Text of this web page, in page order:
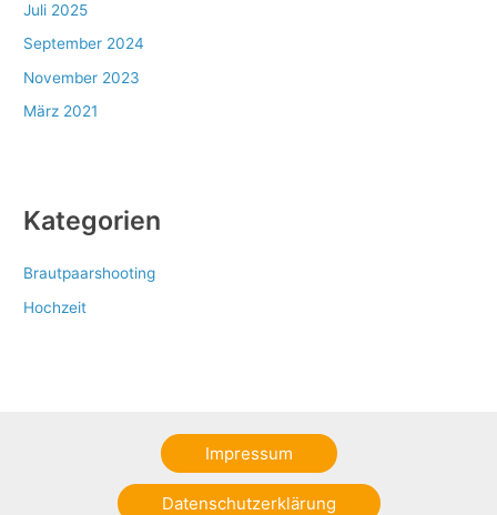
Juli 2025
September 2024
November 2023
März 2021
Kategorien
Brautpaarshooting
Hochzeit
Impressum
Datenschutzerklärung